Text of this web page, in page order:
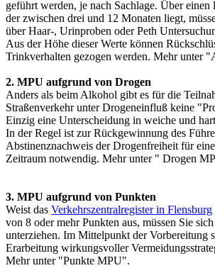
geführt werden, je nach Sachlage. Über einen
der zwischen drei und 12 Monaten liegt,
über Haar-, Urinproben oder Peth
Aus der Höhe dieser Werte können
Trinkverhalten gezogen werden. Mehr unter
2. MPU aufgrund von Drogen
Anders als beim Alkohol gibt es für die
Straßenverkehr unter Drogeneinfluß keine
Einzig eine Unterscheidung in weiche und
In der Regel ist zur Rückgewinnung des
Abstinenznachweis der Drogenfreiheit für
Zeitraum notwendig. Mehr unter " Drogen
3. MPU aufgrund von Punkten
Weist das Verkehrszentralregister in Flensburg
von 8 oder mehr Punkten aus, müssen Sie
unterziehen. Im Mittelpunkt der Vorbereitung
Erarbeitung wirkungsvoller
Mehr unter "Punkte MPU".